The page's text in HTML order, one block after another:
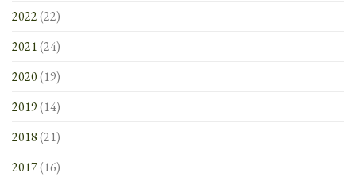
2022(22)
2021(24)
2020(19)
2019(14)
2018(21)
2017(16)